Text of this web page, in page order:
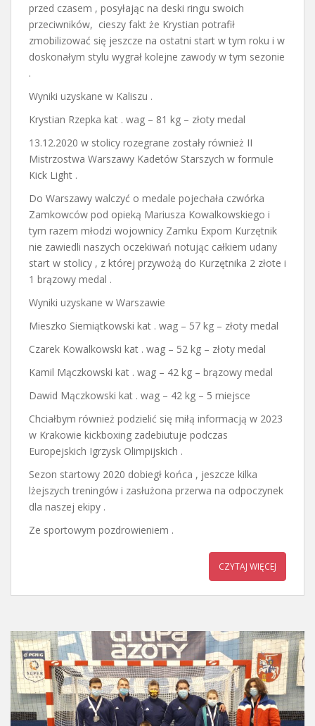
przed czasem , posyłając na deski ringu swoich
przeciwników, cieszy fakt że Krystian potrafił
zmobilizować się jeszcze na ostatni start w tym roku i w
doskonałym stylu wygrał kolejne zawody w tym sezonie
.
Wyniki uzyskane w Kaliszu .
Krystian Rzepka kat . wag – 81 kg – złoty medal
13.12.2020 w stolicy rozegrane zostały również II
Mistrzostwa Warszawy Kadetów Starszych w formule
Kick Light .
Do Warszawy walczyć o medale pojechała czwórka
Zamkowców pod opieką Mariusza Kowalkowskiego i
tym razem młodzi wojownicy Zamku Expom Kurzętnik
nie zawiedli naszych oczekiwań notując całkiem udany
start w stolicy , z której przywożą do Kurzętnika 2 złote i
1 brązowy medal .
Wyniki uzyskane w Warszawie
Mieszko Siemiątkowski kat . wag – 57 kg – złoty medal
Czarek Kowalkowski kat . wag – 52 kg – złoty medal
Kamil Mączkowski kat . wag – 42 kg – brązowy medal
Dawid Mączkowski kat . wag – 42 kg – 5 miejsce
Chciałbym również podzielić się miłą informacją w 2023
w Krakowie kickboxing zadebiutuje podczas
Europejskich Igrzysk Olimpijskich .
Sezon startowy 2020 dobiegł końca , jeszcze kilka
lżejszych treningów i zasłużona przerwa na odpoczynek
dla naszej ekipy .
Ze sportowym pozdrowieniem .
CZYTAJ WIĘCEJ